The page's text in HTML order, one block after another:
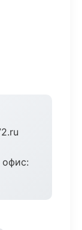
офис: